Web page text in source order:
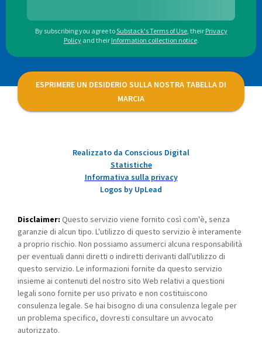
By subscribing you agree toSubstack's Terms of Use, their Privacy
Policy and their Information collection notice.
ESPRIMERE UN DESIDERIO SULLA NOSTRA TABELLA DI
MARCIA
Realizzato da Conscious Digital
Statistiche
Informativa sulla privacy
Logos by UpLead
Disclaimer: Questo servizio viene fornito così com'è, senza
garanzie di alcun tipo. L'utilizzo di questo servizio è interamente
a proprio rischio. Non possiamo assumerci alcuna responsabilità
per eventuali danni diretti o indiretti derivanti dall'utilizzo di
questo servizio. Le informazioni fornite da questo servizio
insieme ai contenuti del nostro sito Web relativi a questioni
legali sono fornite per uso privato e non costituiscono
consulenza legale. Se hai bisogno di una consulenza legale per
un problema specifico, dovresti consultare un avvocato
autorizzato.